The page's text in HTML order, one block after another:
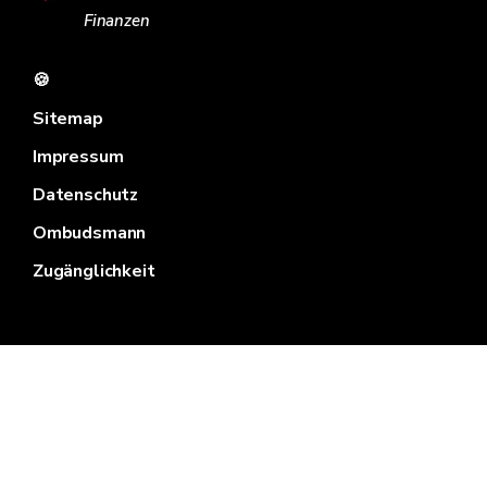
Finanzen
🍪
Sitemap
Impressum
Datenschutz
Ombudsmann
Zugänglichkeit